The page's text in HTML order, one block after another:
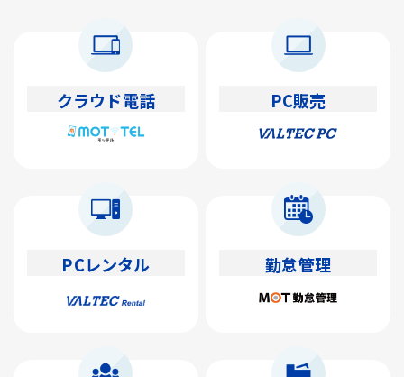
クラウド電話 PC販売
PCレンタル 勤怠管理